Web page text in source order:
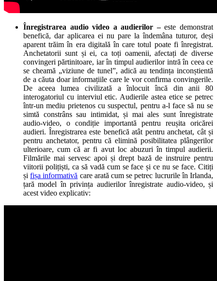
Înregistrarea audio video a audierilor –este demonstrat
benefică, dar aplicarea ei nu pare la îndemâna tuturor, deși
aparent trăim în era digitală în care totul poate fi înregistrat.
Anchetatorii sunt și ei, ca toți oamenii, afectați de diverse
convingeri părtinitoare, iar în timpul audierilor intră în ceea ce
se cheamă „viziune de tunel”, adică au tendința inconștientă
de a căuta doar informațiile care le vor confirma convingerile.
De aceea lumea civilizată a înlocuit încă din anii 80
interogatoriul cu interviul etic. Audierile astea etice se petrec
într-un mediu prietenos cu suspectul, pentru a-l face să nu se
simtă constrâns sau intimidat, și mai ales sunt înregistrate
audio-video, o condiție importantă pentru reușita oricărei
audieri. Înregistrarea este benefică atât pentru anchetat, cât și
pentru anchetator, pentru că elimină posibilitatea plângerilor
ulterioare, cum că ar fi avut loc abuzuri în timpul audierii.
Filmările mai servesc apoi și drept bază de instruire pentru
viitorii polițiști, ca să vadă cum se face și ce nu se face. Citiți
șifișa informativă care arată cum se petrec lucrurile în Irlanda,
țară model în privința audierilor înregistrate audio-video, și
acest video explicativ: